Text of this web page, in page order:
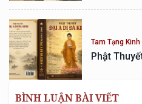
Tam Tạng
Phật
BÌNH LUẬN BÀI VIẾT